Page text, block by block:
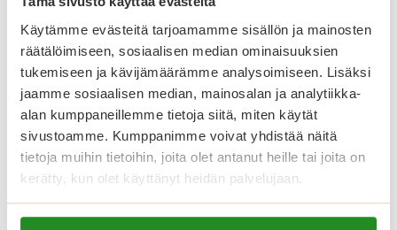
Käytämme evästeitä tarjoamamme sisällön ja mainosten
räätälöimiseen, sosiaalisen median ominaisuuksien
tukemiseen ja kävijämäärämme analysoimiseen. Lisäksi
jaamme sosiaalisen median, mainosalan ja analytiikka-
alan kumppaneillemme tietoja siitä, miten käytät
sivustoamme. Kumppanimme voivat yhdistää näitä
tietoja muihin tietoihin, joita olet antanut heille tai joita on
kerätty, kun olet käyttänyt heidän palvelujaan.
Lue lisää evästeistä:
kasvaa esihenkilönä.
Tutustu Emman tarinaan
Sagan ystäväkirja